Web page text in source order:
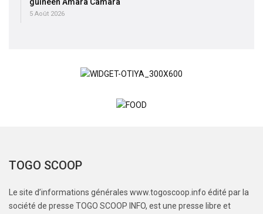
5 Août 2026
TOGO SCOOP
Le site d’informations générales www.togoscoop.info édité par la
société de presse TOGO SCOOP INFO, est une presse libre et